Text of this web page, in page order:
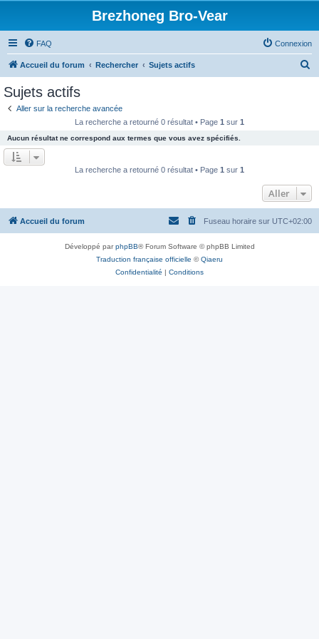
Brezhoneg Bro-Vear
FAQ Connexion
Accueil du forum Rechercher Sujets actifs
e
r
Sujets actifs
Aller sur la recherche avancée
La recherche a retourné 0 résultat • Page 1 sur 1
Aucun résultat ne correspond aux termes que vous avez spécifiés.
La recherche a retourné 0 résultat • Page 1 sur 1
Aller
Accueil du forum Fuseau horaire sur UTC+02:00
Développé parphpBB® Forum Software © phpBB Limited
Traduction française officielle ©Qiaeru
Confidentialité | Conditions